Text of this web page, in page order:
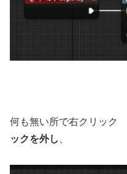
何も無い所で右クリッ
ックを外し